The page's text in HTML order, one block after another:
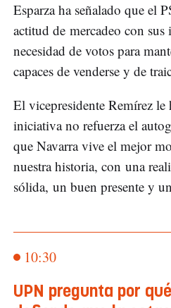
Esparza ha señalado que el
actitud de mercadeo con
necesidad de votos para
capaces de venderse y de
El vicepresidente Remírez le
iniciativa no refuerza el
que Navarra vive el mejor
nuestra historia, con una
sólida, un buen presente y
10:30
UPN pregunta por